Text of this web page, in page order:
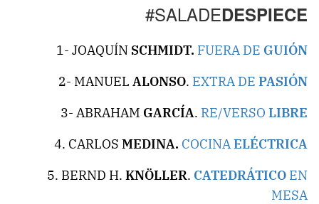
#SALADEDESPIECE
1- JOAQUÍN SCHMIDT. FUERA DE GUIÓN
2- MANUEL ALONSO. EXTRA DE PASIÓN
3- ABRAHAM GARCÍA. RE/VERSO LIBRE
4. CARLOS MEDINA. COCINAELÉCTRICA
5. BERND H. KNÖLLER. CATEDRÁTICO EN
MESA